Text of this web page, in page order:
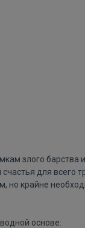
злого барства
для всего
но крайне
основе: